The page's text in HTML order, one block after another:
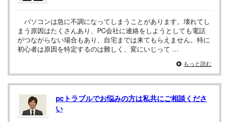
パソコンは急に不調になってしまうことがあります。壊れてし
まう原因はたくさんあり、PC会社に連絡をしようとしても電話
がつながらない場合もあり、自宅までは来てもらえません。特に
初心者は原因を特定するのは難しく、変にいじって …
もっと読む
pcトラブルでお悩みの方は私共にご相談くださ
い